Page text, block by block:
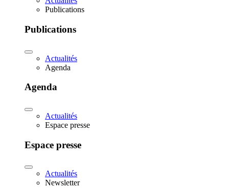
Publications
Publications
Actualités
Agenda
Agenda
Actualités
Espace presse
Espace presse
Actualités
Newsletter